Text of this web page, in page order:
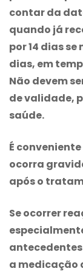
contar da
quando já
por 14 dias
dias, em
Não devem
de validade,
saúde.
É
ocorra
após o
Se ocorrer
a medicação